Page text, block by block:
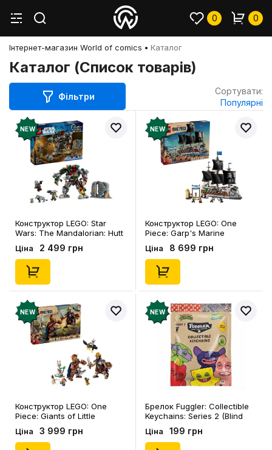
0 0
Інтернет-магазин World of comics Каталог
Каталог (Список товарів)
Фільтри
Сортувати:
Популярні
NEW
Конструктор LEGO: Star
Wars: The Mandalorian: Hutt
Palace Sentry Droid
Showdown, (75451)
Ціна 2 499 грн
NEW
Конструктор LEGO: One
Piece: Garp's Marine
Battleship, (75646)
Ціна 8 699 грн
NEW
Конструктор LEGO: One
Piece: Giants of Little
Garden: Dorry vs. Brogy,
(75644)
Ціна 3 999 грн
NEW
Брелок Fuggler: Collectible
Keychains: Series 2 (Blind
Box: 1 з 46), (15475)
Ціна 199 грн